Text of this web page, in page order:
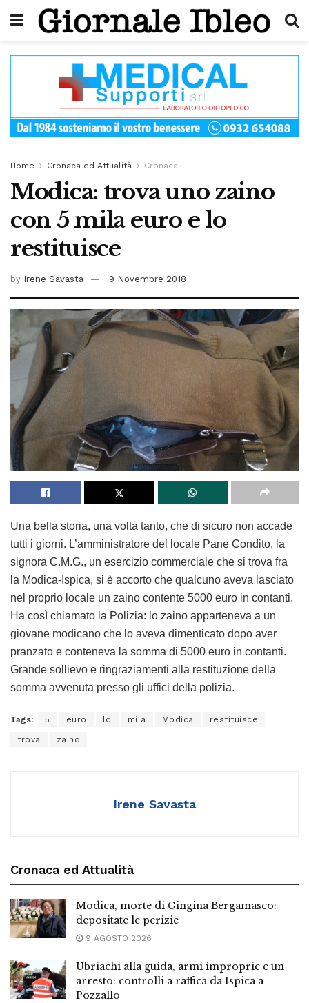
Home Cronaca ed Attualità Cronaca
Modica: trova uno zaino
con 5 mila euro e lo
restituisce
by Irene Savasta 9 Novembre 2018
Una bella storia, una volta tanto, che di sicuro non accade
tutti i giorni. L’amministratore del locale Pane Condito, la
signora C.M.G., un esercizio commerciale che si trova fra
la Modica-Ispica, si è accorto che qualcuno aveva lasciato
nel proprio locale un zaino contente 5000 euro in contanti.
Ha così chiamato la Polizia: lo zaino apparteneva a un
giovane modicano che lo aveva dimenticato dopo aver
pranzato e conteneva la somma di 5000 euro in contanti.
Grande sollievo e ringraziamenti alla restituzione della
somma avvenuta presso gli uffici della polizia.
Tags: 5 euro lo mila Modica restituisce
trova zaino
Irene Savasta
Cronaca ed Attualità
Modica, morte di Gingina Bergamasco:
depositate le perizie
9 AGOSTO 2026
Ubriachi alla guida, armi improprie e un
arresto: controlli a raffica da Ispica a
Pozzallo